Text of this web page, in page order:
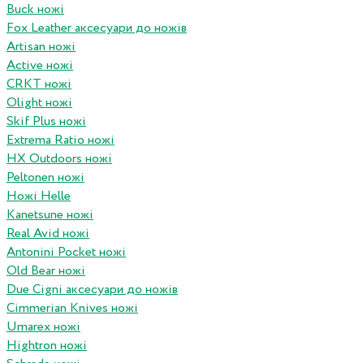
Buck ножі
Fox Leather аксесуари до ножів
Artisan ножі
Active ножі
CRKT ножі
Olight ножі
Skif Plus ножі
Extrema Ratio ножі
HX Outdoors ножі
Peltonen ножі
Ножі Helle
Kanetsune ножі
Real Avid ножі
Antonini Pocket ножі
Old Bear ножі
Due Cigni аксесуари до ножів
Cimmerian Knives ножі
Umarex ножі
Hightron ножі